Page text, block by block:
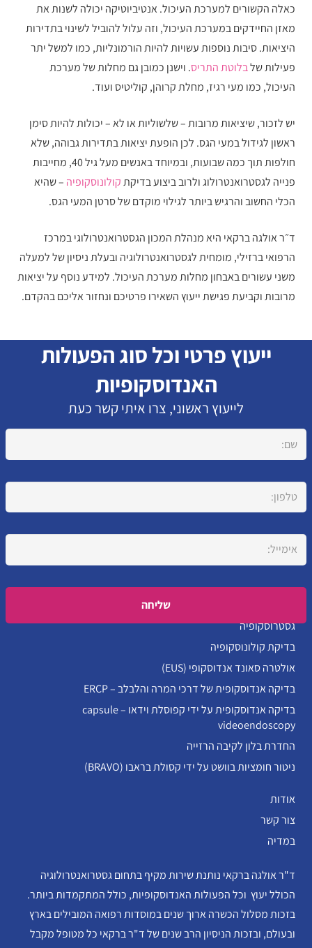
כאלה הקשורים למערכת העיכול. אנטיביוטיקה יכולה לשנות את
מאזן החיידקים במערכת העיכול, וזה עלול להוביל לשינוי בתדירות
היציאות. סיבות נוספות עשויות להיות הורמונליות, כמו למשל יתר
פעילות שלבלוטת התריס. וישנן כמובן גם מחלות של מערכת
העיכול, כמו מעי רגיז, מחלת קרוהן, קוליטיס ועוד.
יש לזכור, שיציאות מרובות – שלשוליות או לא – יכולות להיות סימן
ראשון לגידול במעי הגס. לכן הופעת יציאות בתדירות גבוהה, שלא
חולפות תוך כמה שבועות, ובמיוחד באנשים מעל גיל 40, מחייבות
פנייה לגסטרואנטרולוג ולרוב ביצוע בדיקתקולונוסקופיה – שהיא
הכלי החשוב והרגיש ביותר לגילוי מוקדם של סרטן המעי הגס.
ד״ר אולגה ברקאי היא מנהלת המכון הגסטרואנטרולוגי במרכז
הרפואי ברזילי, מומחית לגסטרואנטרולוגיה ובעלת ניסיון של למעלה
משני עשורים באבחון מחלות מערכת העיכול. למידע נוסף על יציאות
מרובות וקביעת פגישת ייעוץ השאירו פרטיכם ונחזור אליכם בהקדם.
ייעוץ פרטי וכל סוג הפעולות
האנדוסקופיות
לייעוץ ראשוני, צרו איתי קשר כעת
Please leave this field empty.
גסטרוסקופיה
בדיקת קולונוסקופיה
אולטרה סאונד אנדוסקופי (EUS)
בדיקה אנדוסקופית של דרכי המרה והלבלב – ERCP
בדיקה אנדוסקופית על ידי קפוסלת וידאו – capsule
videoendoscopy
החדרת בלון לקיבה הרזייה
ניטור חומציות בוושט על ידי קסולת בראבו (BRAVO)
אודות
צור קשר
במדיה
ד"ר אולגה ברקאי נותנת שירות מקיף בתחום גסטרואנטרולוגיה
הכולל יעוץ וכל הפעולות האנדוסקופיות, כולל המתקמדות ביותר.
בזכות מסלול הכשרה ארוך שנים במוסדות רפואה המובילים בארץ
ובעולם, ובזכות הניסיון הרב שנים של ד"ר ברקאי כל מטופל מקבל